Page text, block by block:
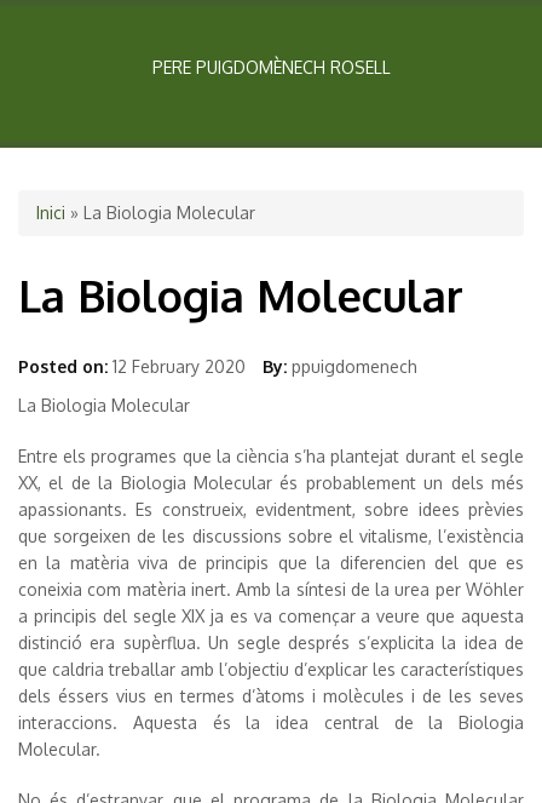
PERE PUIGDOMÈNECH ROSELL
Esteu aquí
Inici » La Biologia Molecular
La Biologia Molecular
Posted on: 12 February 2020 By: ppuigdomenech
La Biologia Molecular
Entre els programes que la ciència s’ha plantejat durant el segle
XX, el de la Biologia Molecular és probablement un dels més
apassionants. Es construeix, evidentment, sobre idees prèvies
que sorgeixen de les discussions sobre el vitalisme, l’existència
en la matèria viva de principis que la diferencien del que es
coneixia com matèria inert. Amb la síntesi de la urea per Wöhler
a principis del segle XIX ja es va començar a veure que aquesta
distinció era supèrflua. Un segle després s’explicita la idea de
que caldria treballar amb l’objectiu d’explicar les característiques
dels éssers vius en termes d’àtoms i molècules i de les seves
interaccions. Aquesta és la idea central de la Biologia
Molecular.